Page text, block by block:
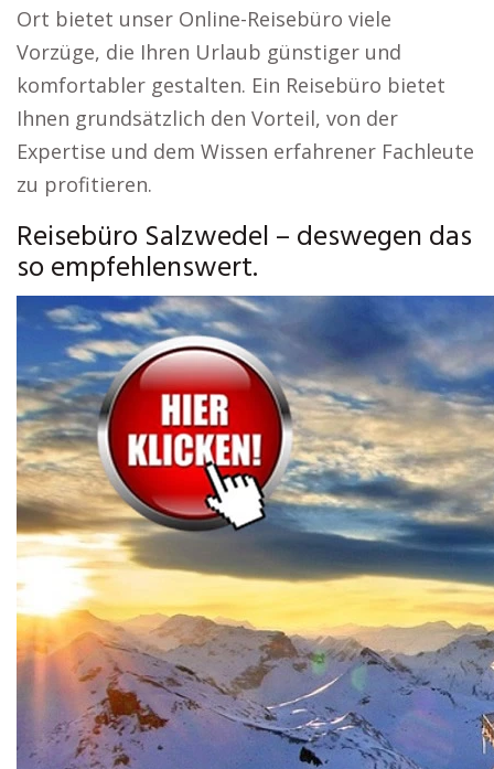
Ort bietet unser Online-Reisebüro viele
Vorzüge, die Ihren Urlaub günstiger und
komfortabler gestalten. Ein Reisebüro bietet
Ihnen grundsätzlich den Vorteil, von der
Expertise und dem Wissen erfahrener Fachleute
zu profitieren.
Reisebüro Salzwedel – deswegen das
so empfehlenswert.